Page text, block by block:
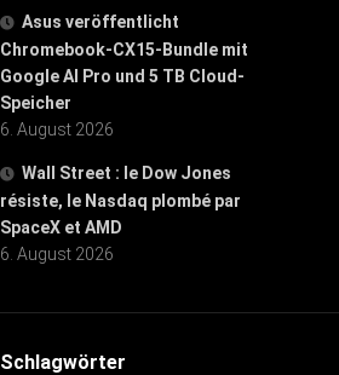
Asus veröffentlicht
Chromebook-CX15-Bundle mit
Google AI Pro und 5 TB Cloud-
Speicher
6. August 2026
Wall Street : le Dow Jones
résiste, le Nasdaq plombé par
SpaceX et AMD
6. August 2026
Schlagwörter